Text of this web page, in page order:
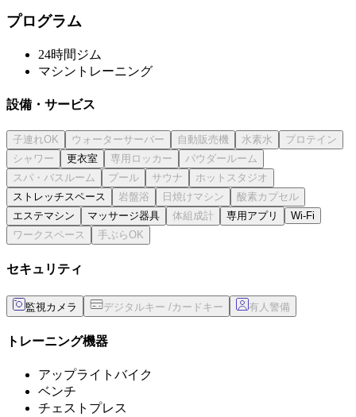
プログラム
24時間ジム
マシントレーニング
設備・サービス
更衣室
ストレッチスペース
エステマシン
マッサージ器具 専用アプリ Wi-Fi
セキュリティ
監視カメラ
トレーニング機器
アップライトバイク
ベンチ
チェストプレス